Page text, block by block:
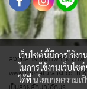
สงวนสิทธิ์ทุกภาพถ่าย ภาพ
www.thenaturalist.co.th
เว็บไซต์นี้มีการใช้ง
ในการใช้งานเว็บไ
ได้ที่นโยบายความเ